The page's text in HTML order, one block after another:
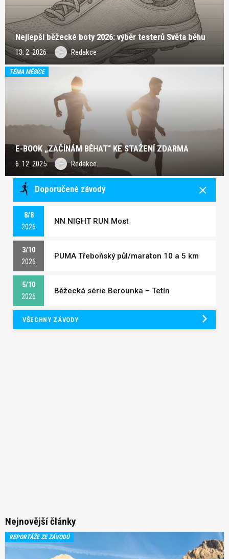
Nejlepší běžecké boty 2026: výběr testerů Světa běhu
13. 2. 2026 Redakce
TÉMA MĚSÍCE
E-BOOK „ZAČÍNÁM BĚHAT“ KE STAŽENÍ ZDARMA
6. 12. 2025 Redakce
Doporučené závody
8/8
2026
NN NIGHT RUN Most
3/10
2026
PUMA Třeboňský půl/maraton 10 a 5 km
5/10
2026
Běžecká série Berounka – Tetín
VŠECHNY ZÁVODY
Nejnovější články
REPORTÁŽE ZE ZÁVODŮ